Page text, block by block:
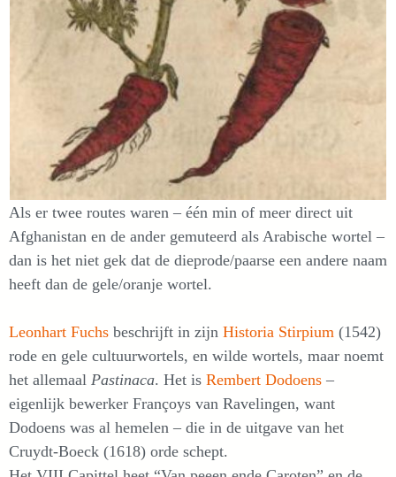
Als er twee routes waren – één min of meer direct uit
Afghanistan en de ander gemuteerd als Arabische wortel –
dan is het niet gek dat de dieprode/paarse een andere naam
heeft dan de gele/oranje wortel.
Leonhart Fuchs beschrijft in zijn Historia Stirpium (1542)
rode en gele cultuurwortels, en wilde wortels, maar noemt
het allemaal Pastinaca. Het is Rembert Dodoens –
eigenlijk bewerker Françoys van Ravelingen, want
Dodoens was al hemelen – die in de uitgave van het
Cruydt-Boeck (1618) orde schept.